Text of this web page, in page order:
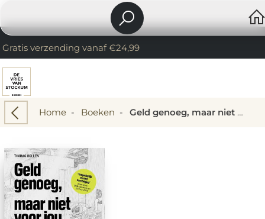
Gratis verzending vanaf €24,99
Home- Boeken - Geld genoeg, maar niet voor jou